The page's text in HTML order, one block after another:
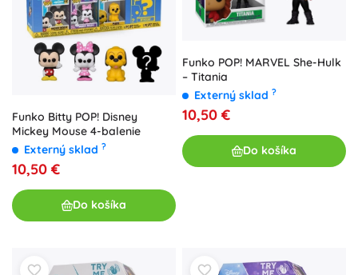
Funko Bitty POP! Disney
Mickey Mouse 4-balenie
Externý sklad ?
10,50 €
Do košíka
Funko POP! MARVEL She-Hulk
– Titania
Externý sklad ?
10,50 €
Do košíka